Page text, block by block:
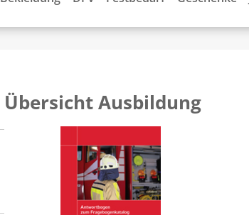
Übersicht Ausbildung